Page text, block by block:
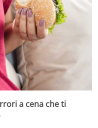
a cena che ti